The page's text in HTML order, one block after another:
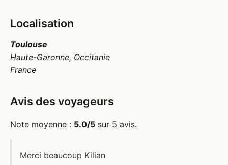
Localisation
Toulouse
Haute-Garonne, Occitanie
France
Avis des voyageurs
Note moyenne : 5.0/5 sur 5 avis.
Merci beaucoup Kilian